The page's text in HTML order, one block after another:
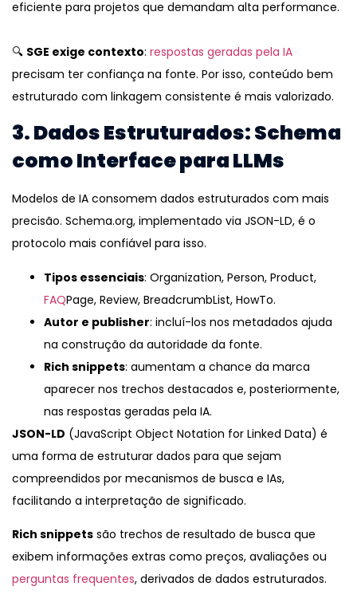
eficiente para projetos que demandam alta performance.
🔍 SGE exige contexto: respostas geradas pela IA
precisam ter confiança na fonte. Por isso, conteúdo bem
estruturado com linkagem consistente é mais valorizado.
3. Dados Estruturados: Schema
como Interface para LLMs
Modelos de IA consomem dados estruturados com mais
precisão. Schema.org, implementado via JSON-LD, é o
protocolo mais confiável para isso.
Tipos essenciais: Organization, Person, Product,
FAQPage, Review, BreadcrumbList, HowTo.
Autor e publisher: incluí-los nos metadados ajuda
na construção da autoridade da fonte.
Rich snippets: aumentam a chance da marca
aparecer nos trechos destacados e, posteriormente,
nas respostas geradas pela IA.
JSON-LD (JavaScript Object Notation for Linked Data) é
uma forma de estruturar dados para que sejam
compreendidos por mecanismos de busca e IAs,
facilitando a interpretação de significado.
Rich snippets são trechos de resultado de busca que
exibem informações extras como preços, avaliações ou
perguntas frequentes, derivados de dados estruturados.